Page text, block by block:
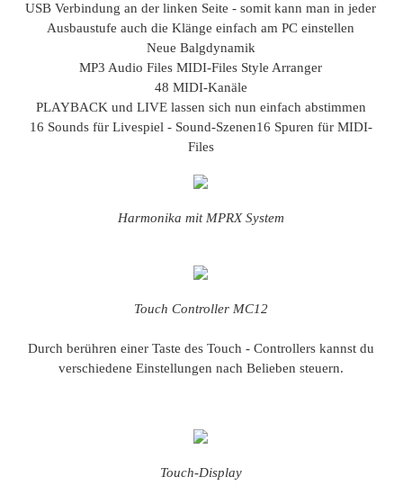
USB Verbindung an der linken Seite - somit kann man in jeder
Ausbaustufe auch die Klänge einfach am PC einstellen
Neue Balgdynamik
MP3 Audio FilesMIDI-Files Style Arranger
48 MIDI-Kanäle
PLAYBACK und LIVE lassen sich nun einfach abstimmen
16 Sounds für Livespiel - Sound-Szenen16 Spuren für MIDI-
Files
Harmonika mit MPRX System
Touch Controller MC12
Durch berühren einer Taste des Touch - Controllers kannst du
verschiedene Einstellungen nach Belieben steuern.
Touch-Display